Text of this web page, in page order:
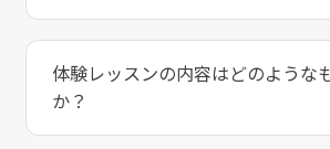
体験レッスンの内容はどのような
か？